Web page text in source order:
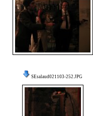
SEsalaud021103-252.JPG